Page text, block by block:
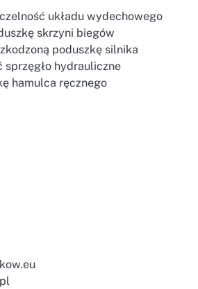
układu wydechowego
skrzyni biegów
poduszkę silnika
sprzęgło hydrauliczne
hamulca ręcznego